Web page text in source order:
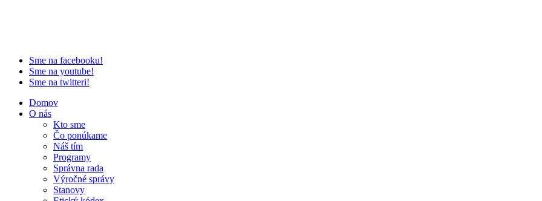
Sme na facebooku!
Sme na youtube!
Sme na twitteri!
Domov
O nás
Kto sme
Čo ponúkame
Náš tím
Programy
Správna rada
Výročné správy
Stanovy